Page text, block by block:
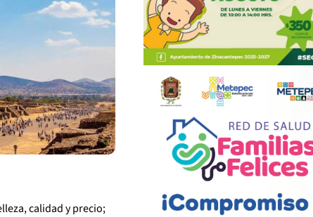
calidad y precio;